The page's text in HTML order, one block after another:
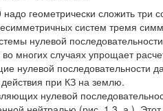
геометрически сложить три
систем тремя
нулевой
многих случаях упрощает
нулевой последовательности
при КЗ на землю.
нулевой